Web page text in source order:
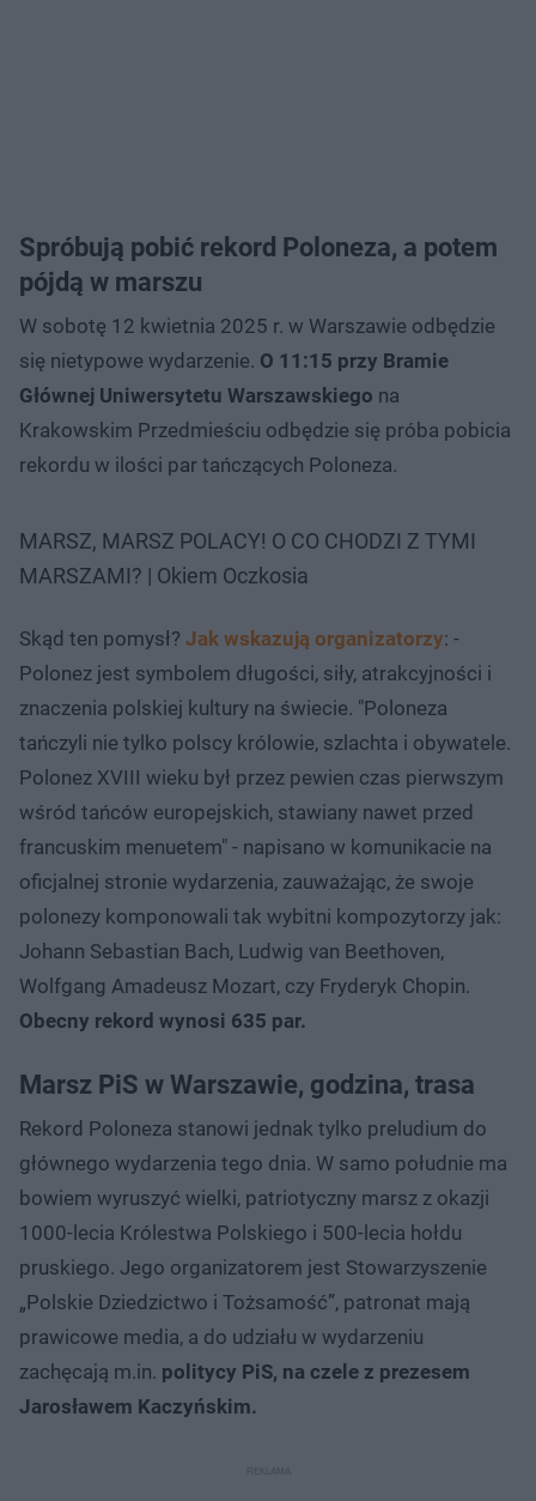
Spróbują pobić rekord Poloneza, a potem
pójdą w marszu
W sobotę 12 kwietnia 2025 r. w Warszawie odbędzie
się nietypowe wydarzenie. O 11:15 przy Bramie
Głównej Uniwersytetu Warszawskiego na
Krakowskim Przedmieściu odbędzie się próba pobicia
rekordu w ilości par tańczących Poloneza.
MARSZ, MARSZ POLACY! O CO CHODZI Z TYMI
MARSZAMI? | Okiem Oczkosia
Skąd ten pomysł? Jak wskazują organizatorzy: -
Polonez jest symbolem długości, siły, atrakcyjności i
znaczenia polskiej kultury na świecie. "Poloneza
tańczyli nie tylko polscy królowie, szlachta i obywatele.
Polonez XVIII wieku był przez pewien czas pierwszym
wśród tańców europejskich, stawiany nawet przed
francuskim menuetem" - napisano w komunikacie na
oficjalnej stronie wydarzenia, zauważając, że swoje
polonezy komponowali tak wybitni kompozytorzy jak:
Johann Sebastian Bach, Ludwig van Beethoven,
Wolfgang Amadeusz Mozart, czy Fryderyk Chopin.
Obecny rekord wynosi 635 par.
Marsz PiS w Warszawie, godzina, trasa
Rekord Poloneza stanowi jednak tylko preludium do
głównego wydarzenia tego dnia. W samo południe ma
bowiem wyruszyć wielki, patriotyczny marsz z okazji
1000-lecia Królestwa Polskiego i 500-lecia hołdu
pruskiego. Jego organizatorem jest Stowarzyszenie
„Polskie Dziedzictwo i Tożsamość”, patronat mają
prawicowe media, a do udziału w wydarzeniu
zachęcają m.in. politycy PiS, na czele z prezesem
Jarosławem Kaczyńskim.